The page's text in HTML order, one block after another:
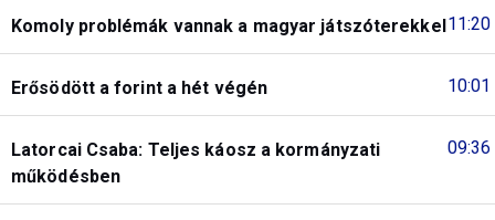
11:20
Komoly problémák vannak a magyar játszóterekkel
10:01
Erősödött a forint a hét végén
09:36
Latorcai Csaba: Teljes káosz a kormányzati
működésben